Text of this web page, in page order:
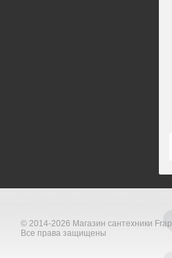
© 2014-2026 Магазин сантехники Frap
Все права защищены